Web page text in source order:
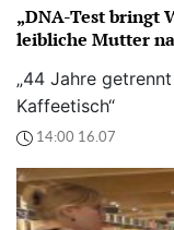
„DNA-Test bringt
leibliche Mutter
„44 Jahre
Kaffeetisch“
14:00 16.07